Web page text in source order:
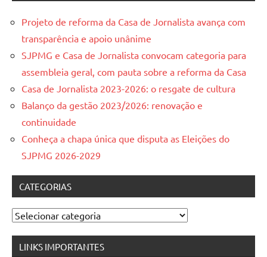
Projeto de reforma da Casa de Jornalista avança com
transparência e apoio unânime
SJPMG e Casa de Jornalista convocam categoria para
assembleia geral, com pauta sobre a reforma da Casa
Casa de Jornalista 2023-2026: o resgate de cultura
Balanço da gestão 2023/2026: renovação e
continuidade
Conheça a chapa única que disputa as Eleições do
SJPMG 2026-2029
CATEGORIAS
Categorias
LINKS IMPORTANTES